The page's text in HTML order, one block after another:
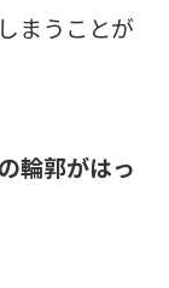
まうことが
輪郭がはっ